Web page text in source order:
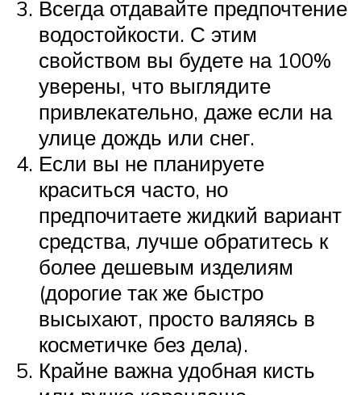
Всегда отдавайте предпочтение
водостойкости. С этим
свойством вы будете на 100%
уверены, что выглядите
привлекательно, даже если на
улице дождь или снег.
Если вы не планируете
краситься часто, но
предпочитаете жидкий вариант
средства, лучше обратитесь к
более дешевым изделиям
(дорогие так же быстро
высыхают, просто валяясь в
косметичке без дела).
Крайне важна удобная кисть